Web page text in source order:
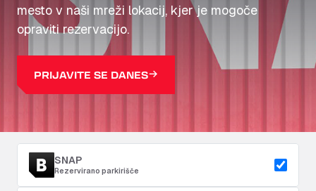
mesto v naši mreži lokacij, kjer je mogoče
opraviti rezervacijo.
PRIJAVITE SE DANES
SNAP
Rezervirano parkirišče